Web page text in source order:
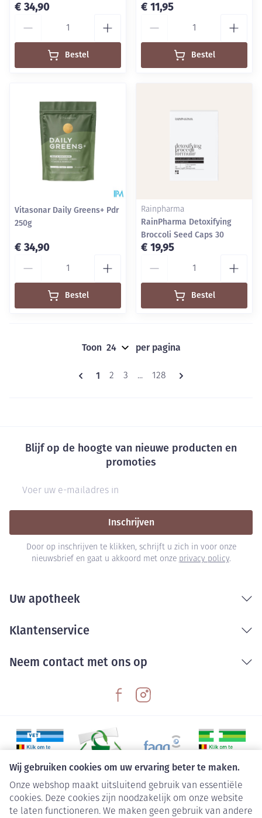
Wij gebruiken cookies om uw ervaring beter te maken.
Onze webshop maakt uitsluitend gebruik van essentiële
cookies. Deze cookies zijn noodzakelijk om onze website
te laten functioneren. We maken geen gebruik van andere
€ 34,90
Bestel
€ 11,95
Bestel
Vitasonar Daily Greens+ Pdr
250g
€ 34,90
Bestel
Rainpharma
RainPharma Detoxifying
Broccoli Seed Caps 30
€ 19,95
Bestel
Pagina's
U lees momenteel pagina
1 Pagina
2 Pagina
3 ... Pagina
128
Toon per pagina
Blijf op de hoogte van nieuwe producten en
promoties
Inschrijven
Door op inschrijven te klikken, schrijft u zich in voor onze
nieuwsbrief en gaat u akkoord met onze privacy policy.
Uw apotheek
Klantenservice
Neem contact met ons op
Juridische links